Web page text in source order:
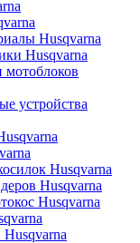
Husqvarna
Husqvarna
мотоблоков
устройства
Husqvarna
Husqvarna
Husqvarna